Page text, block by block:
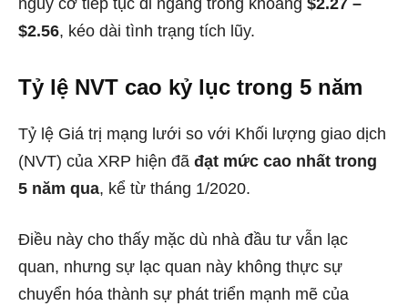
$2.56, kéo dài tình trạng tích lũy.
Tỷ lệ NVT cao kỷ lục trong 5 năm
Tỷ lệ Giá trị mạng lưới so với Khối lượng giao dịch
(NVT) của XRP hiện đã đạt mức cao nhất trong
5 năm qua, kể từ tháng 1/2020.
Điều này cho thấy mặc dù nhà đầu tư vẫn lạc
quan, nhưng sự lạc quan này không thực sự
chuyển hóa thành sự phát triển mạnh mẽ của